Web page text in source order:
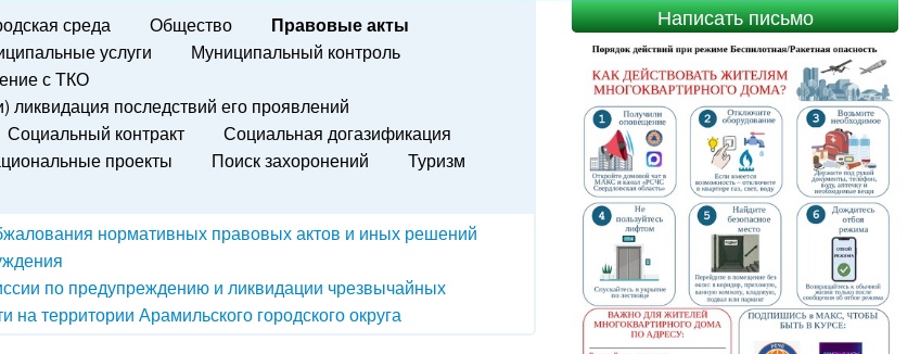
Написать письмо
среда Общество
Правовые акты
услуги
Муниципальный контроль
с ТКО
последствий его проявлений
Социальный контракт
Социальная догазификация
проекты Поиск захоронений
Туризм
нормативных правовых актов и иных решений
по предупреждению и ликвидации чрезвычайных
территории Арамильского городского округа